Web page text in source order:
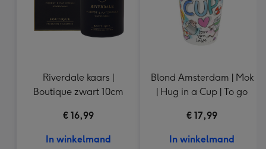
Riverdale kaars |
Boutique zwart 10cm
€ 16,99
In winkelmand
Blond Amsterdam | Mok
| Hug in a Cup | To go
€ 17,99
In winkelmand